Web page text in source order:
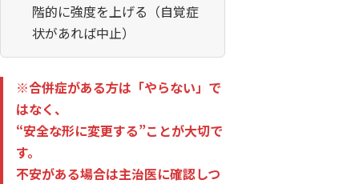
階的に強度を上げる（自覚症
状があれば中止）
※合併症がある方は「やらない」で
はなく、
“安全な形に変更する”ことが大切で
す。
不安がある場合は主治医に確認しつ